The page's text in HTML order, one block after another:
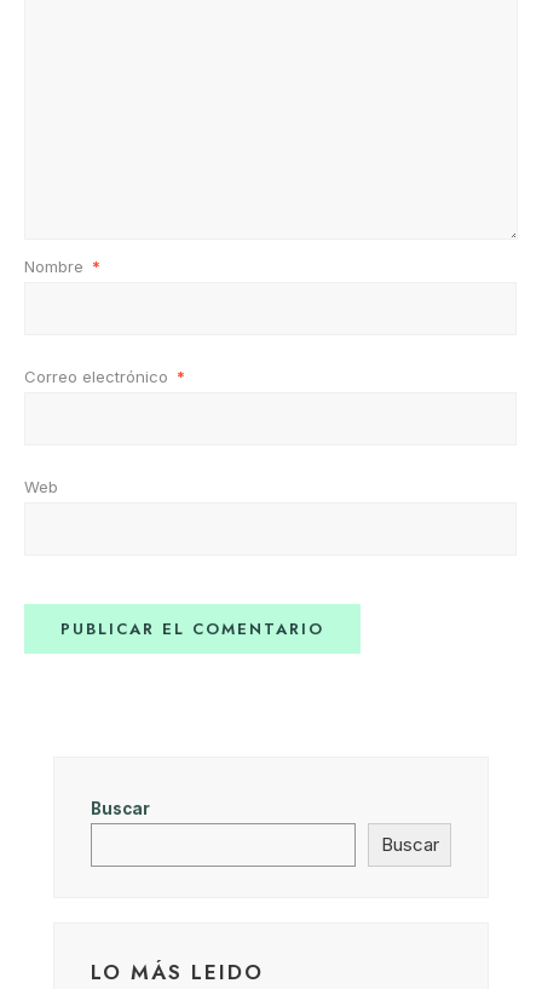
Nombre *
Correo electrónico *
Web
Buscar
Buscar
LO MÁS LEIDO